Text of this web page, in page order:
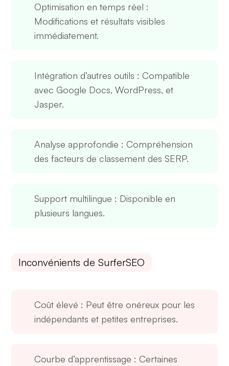
Optimisation en temps réel :
Modifications et résultats visibles
immédiatement.
Intégration d’autres outils : Compatible
avec Google Docs, WordPress, et
Jasper.
Analyse approfondie : Compréhension
des facteurs de classement des SERP.
Support multilingue : Disponible en
plusieurs langues.
Inconvénients de SurferSEO
Coût élevé : Peut être onéreux pour les
indépendants et petites entreprises.
Courbe d’apprentissage : Certaines